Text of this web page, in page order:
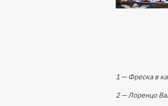
1 — Фреска в
2 — Лоренцо